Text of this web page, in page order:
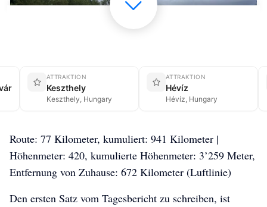
ATTRAKTION
Keszthely
Keszthely, Hungary
ATTRAKTION
Hévíz
Hévíz, Hungary
Route: 77 Kilometer, kumuliert: 941 Kilometer |
Höhenmeter: 420, kumulierte Höhenmeter: 3’259 Meter,
Entfernung von Zuhause: 672 Kilometer (Luftlinie)
Den ersten Satz vom Tagesbericht zu schreiben, ist